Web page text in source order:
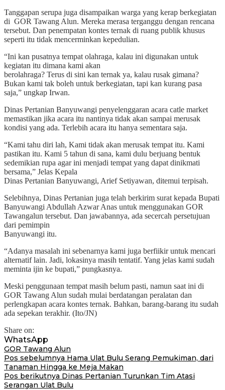
Tanggapan serupa juga disampaikan warga yang kerap berkegiatan
di GOR Tawang Alun. Mereka merasa terganggu dengan rencana
tersebut. Dan penempatan kontes ternak di ruang publik khusus
seperti itu tidak mencerminkan kepedulian.
“Ini kan pusatnya tempat olahraga, kalau ini digunakan untuk
kegiatan itu dimana kami akan
berolahraga? Terus di sini kan ternak ya, kalau rusak gimana?
Bukan kami tak boleh untuk berkegiatan, tapi kan kurang pasa
saja,” ungkap Irwan.
Dinas Pertanian Banyuwangi penyelenggaran acara catle market
memastikan jika acara itu nantinya tidak akan sampai merusak
kondisi yang ada. Terlebih acara itu hanya sementara saja.
“Kami tahu diri lah, Kami tidak akan merusak tempat itu. Kami
pastikan itu. Kami 5 tahun di sana, kami dulu berjuang bentuk
sedemikian rupa agar ini menjadi tempat yang dapat dinikmati
bersama,” Jelas Kepala
Dinas Pertanian Banyuwangi, Arief Setiyawan, ditemui terpisah.
Selebihnya, Dinas Pertanian juga telah berkirim surat kepada Bupati
Banyuwangi Abdullah Azwar Anas untuk menggunakan GOR
Tawangalun tersebut. Dan jawabannya, ada secercah persetujuan
dari pemimpin
Banyuwangi itu.
“Adanya masalah ini sebenarnya kami juga berfiikir untuk mencari
alternatif lain. Jadi, lokasinya masih tentatif. Yang jelas kami sudah
meminta ijin ke bupati,” pungkasnya.
Meski penggunaan tempat masih belum pasti, namun saat ini di
GOR Tawang Alun sudah mulai berdatangan peralatan dan
perlengkapan acara kontes ternak. Bahkan, barang-barang itu sudah
ada sepekan terakhir. (Ito/JN)
Share on:
WhatsApp
GOR Tawang Alun
Navigasi
pos
Pos sebelumnya Hama Ulat Bulu Serang Pemukiman, dari
Tanaman Hingga ke Meja Makan
Pos berikutnya Dinas Pertanian Turunkan Tim Atasi
Serangan Ulat Bulu